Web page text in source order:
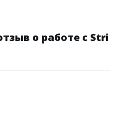
о работе с Stri